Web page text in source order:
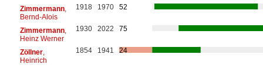
Zimmermann,
Bernd-Alois
1918 1970 52
Zimmermann,
Heinz Werner
1930 2022 75
Zöllner,
Heinrich
1854 1941 24